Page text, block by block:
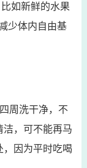
如新鲜的水果
少体内自由基
周洗干净，不
洁，可不能再马
，因为平时吃喝